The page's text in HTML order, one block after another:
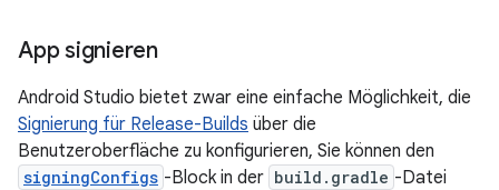
App signieren
Android Studio bietet zwar eine einfache Möglichkeit, die
Signierung für Release-Builds über die
Benutzeroberfläche zu konfigurieren, Sie können den
signingConfigs -Block in der build.gradle -Datei